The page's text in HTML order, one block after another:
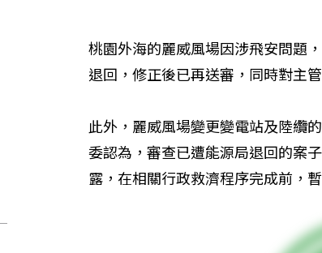
桃園外海的麗威風場因涉飛安問題
退回，修正後已再送審，同時對主
此外，麗威風場變更變電站及陸纜
委認為，審查已遭能源局退回的案
露，在相關行政救濟程序完成前，